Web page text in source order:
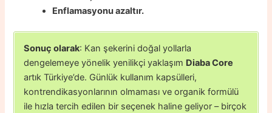
Enflamasyonu azaltır.
Sonuç olarak: Kan şekerini doğal yollarla
dengelemeye yönelik yenilikçi yaklaşım Diaba Core
artık Türkiye’de. Günlük kullanım kapsülleri,
kontrendikasyonlarının olmaması ve organik formülü
ile hızla tercih edilen bir seçenek haline geliyor – birçok